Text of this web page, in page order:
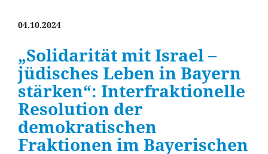
04.10.2024
Solidarität mit Israel –
jüdisches Leben in Bayern
stärken“: Interfraktionelle
Resolution der
demokratischen
Fraktionen im Bayerischen